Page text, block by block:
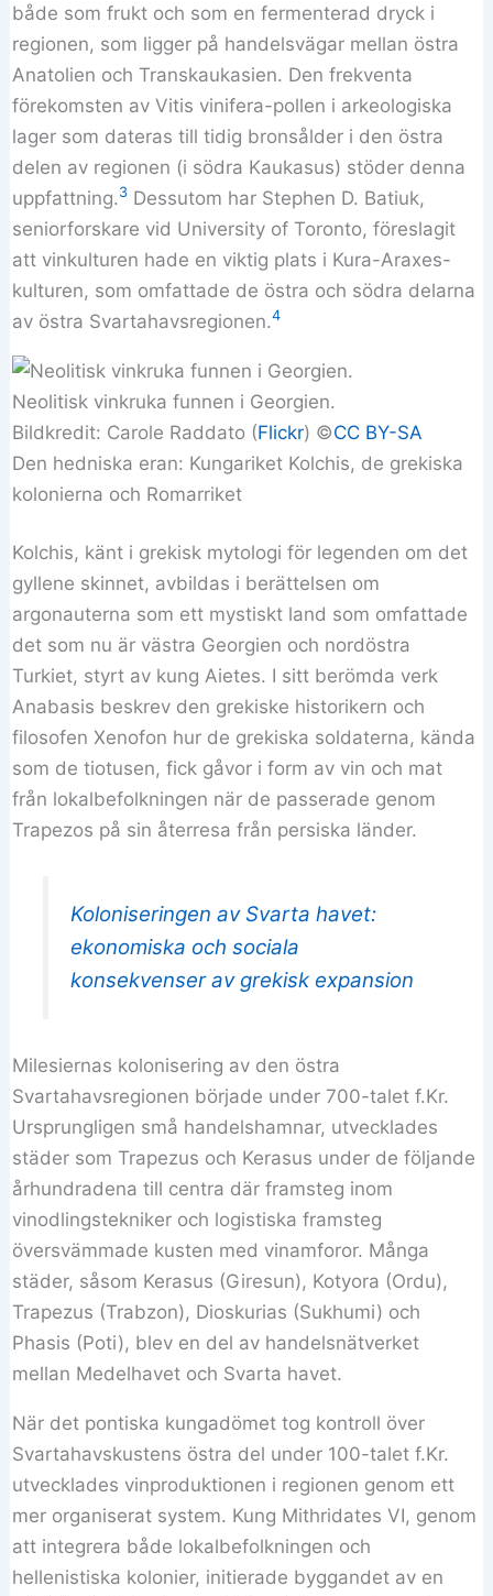
både som frukt och som en fermenterad dryck i
regionen, som ligger på handelsvägar mellan östra
Anatolien och Transkaukasien. Den frekventa
förekomsten av Vitis vinifera-pollen i arkeologiska
lager som dateras till tidig bronsålder i den östra
delen av regionen (i södra Kaukasus) stöder denna
uppfattning.3 Dessutom har Stephen D. Batiuk,
seniorforskare vid University of Toronto, föreslagit
att vinkulturen hade en viktig plats i Kura-Araxes-
kulturen, som omfattade de östra och södra delarna
av östra Svartahavsregionen.4
Neolitisk vinkruka funnen i Georgien.
Bildkredit: Carole Raddato (Flickr) ©️CC BY-SA
Den hedniska eran: Kungariket Kolchis, de grekiska
kolonierna och Romarriket
Kolchis, känt i grekisk mytologi för legenden om det
gyllene skinnet, avbildas i berättelsen om
argonauterna som ett mystiskt land som omfattade
det som nu är västra Georgien och nordöstra
Turkiet, styrt av kung Aietes. I sitt berömda verk
Anabasis beskrev den grekiske historikern och
filosofen Xenofon hur de grekiska soldaterna, kända
som de tiotusen, fick gåvor i form av vin och mat
från lokalbefolkningen när de passerade genom
Trapezos på sin återresa från persiska länder.
Koloniseringen av Svarta havet:
ekonomiska och sociala
konsekvenser av grekisk expansion
Milesiernas kolonisering av den östra
Svartahavsregionen började under 700-talet f.Kr.
Ursprungligen små handelshamnar, utvecklades
städer som Trapezus och Kerasus under de följande
århundradena till centra där framsteg inom
vinodlingstekniker och logistiska framsteg
översvämmade kusten med vinamforor. Många
städer, såsom Kerasus (Giresun), Kotyora (Ordu),
Trapezus (Trabzon), Dioskurias (Sukhumi) och
Phasis (Poti), blev en del av handelsnätverket
mellan Medelhavet och Svarta havet.
När det pontiska kungadömet tog kontroll över
Svartahavskustens östra del under 100-talet f.Kr.
utvecklades vinproduktionen i regionen genom ett
mer organiserat system. Kung Mithridates VI, genom
att integrera både lokalbefolkningen och
hellenistiska kolonier, initierade byggandet av en